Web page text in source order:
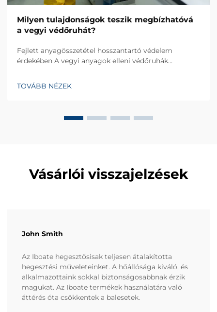
Milyen tulajdonságok teszik megbízhatóvá
a vegyi védőruhát?
Fejlett anyagösszetétel hosszantartó védelem
érdekében A vegyi anyagok elleni védőruhák
szakadással és lebomlással szemben ellenálló
TOVÁBB NÉZEK
Vásárlói visszajelzések
John Smith
Az Iboate hegesztősisak teljesen átalakította
hegesztési műveleteinket. A hőállósága kiváló, és
alkalmazottaink sokkal biztonságosabbnak érzik
magukat. Az Iboate termékek használatára való
áttérés óta csökkentek a balesetek.